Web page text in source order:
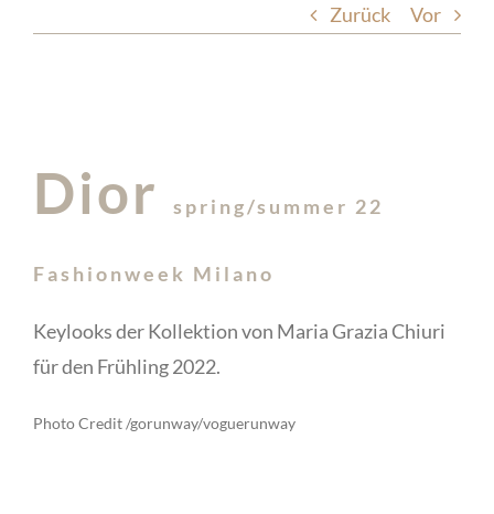
Zurück Vor
Dior spring/summer 22
Fashionweek Milano
Keylooks der Kollektion von Maria Grazia Chiuri
für den Frühling 2022.
Photo Credit /gorunway/voguerunway